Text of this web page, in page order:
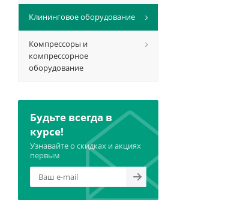
Клининговое оборудование
Компрессоры и
компрессорное
оборудование
Будьте всегда в
курсе!
Узнавайте о скидках и акциях
первым